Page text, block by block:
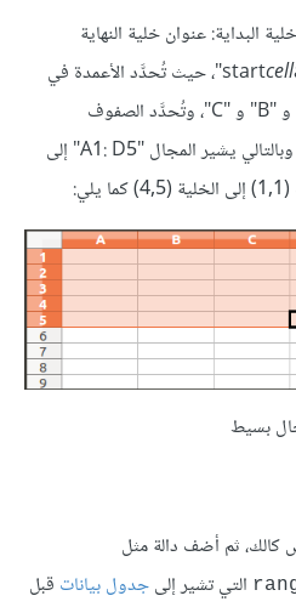
البداية: عنوان خلية النهاية
startcell
address"، حيث تُحدَّد الأعمدة في
كالك باستخدام الأحرف مثل "A" و "B" و "C"، وتُحدَّد الصفوف
باستخدام أرقام تبدأ من الرقم 1، وبالتالي يشير المجال "A1: D5" إلى
بسيط
كالك، ثم أضف دالة مثل
التي تشير إلىجدول بيانات قبل